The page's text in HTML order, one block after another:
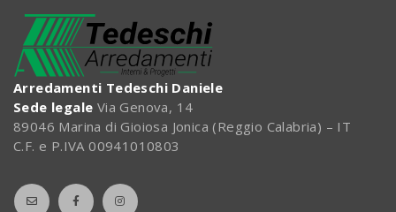
Arredamenti Tedeschi Daniele
Sede legale Via Genova, 14
89046 Marina di Gioiosa Jonica (Reggio Calabria) – IT
C.F. e P.IVA 00941010803